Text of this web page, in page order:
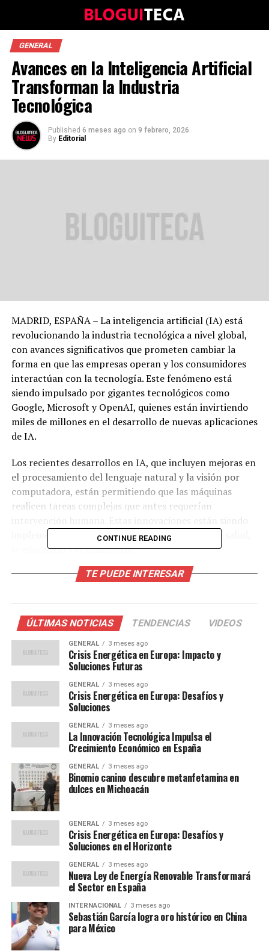
GENERAL
Avances en la Inteligencia Artificial
Transforman la Industria
Tecnológica
Published 6 meses ago on 9 febrero, 2026
By Editorial
MADRID, ESPAÑA – La inteligencia artificial (IA) está
revolucionando la industria tecnológica a nivel global,
con avances significativos que prometen cambiar la
forma en que las empresas operan y los consumidores
interactúan con la tecnología. Este fenómeno está
siendo impulsado por gigantes tecnológicos como
Google, Microsoft y OpenAI, quienes están invirtiendo
miles de millones en el desarrollo de nuevas aplicaciones
de IA.
Los recientes desarrollos en IA, que incluyen mejoras en
el procesamiento del lenguaje natural y la visión por
computadora, están permitiendo que las máquinas
realicen tareas complejas que antes requerían
implementadas en sectores tan diversos como la salud,
la educación y el transporte.
Impacto en el Mercado Laboral
Una de las principales preocupaciones en torno al
avance de la IA es su impacto en el mercado laboral.
Según un informe del Foro Económico Mundial, se
espera que la automatización y la IA transformen más
del 50% de las tareas laborales actuales en los próximos
cinco años. Esto podría resultar en la pérdida de
empleos en ciertos sectores, pero también en la
creación de nuevas oportunidades en áreas tecnológicas
emergentes.
“La IA no solo está
redefiniendo el trabajo,
sino que también está
creando nuevos roles que
nunca antes existieron”,
afirmó María López,
experta en tecnología de la
Universidad Complutense
de Madrid.
CONTINUE READING
TE PUEDE INTERESAR
ÚLTIMAS NOTICIAS TENDENCIAS VIDEOS
GENERAL 3 meses ago
Crisis Energética en Europa: Impacto y
Soluciones Futuras
GENERAL 3 meses ago
Crisis Energética en Europa: Desafíos y
Soluciones
GENERAL 3 meses ago
La Innovación Tecnológica Impulsa el
Crecimiento Económico en España
GENERAL 3 meses ago
Binomio canino descubre metanfetamina en
dulces en Michoacán
GENERAL 3 meses ago
Crisis Energética en Europa: Desafíos y
Soluciones en el Horizonte
GENERAL 3 meses ago
Nueva Ley de Energía Renovable Transformará
el Sector en España
INTERNACIONAL 3 meses ago
Sebastián García logra oro histórico en China
para México